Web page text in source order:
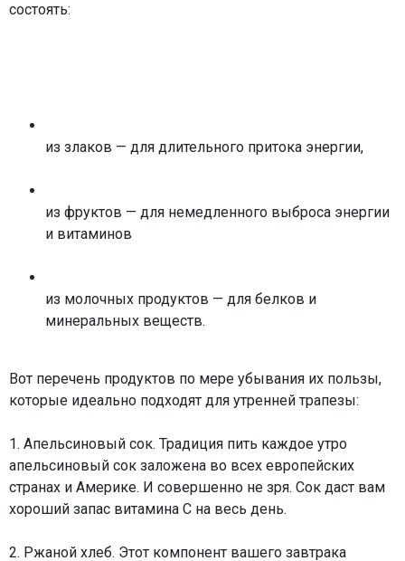
состоять:
из злаков — для длительного притока энергии,
из фруктов — для немедленного выброса энергии
и витаминов
из молочных продуктов — для белков и
минеральных веществ.
Вот перечень продуктов по мере убывания их пользы,
которые идеально подходят для утренней трапезы:
1. Апельсиновый сок. Традиция пить каждое утро
апельсиновый сок заложена во всех европейских
странах и Америке. И совершенно не зря. Сок даст вам
хороший запас витамина С на весь день.
2. Ржаной хлеб. Этот компонент вашего завтрака